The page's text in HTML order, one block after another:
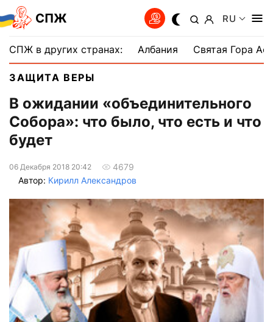
СПЖ RU
СПЖ в других странах: Албания Святая Гора
ЗАЩИТА ВЕРЫ
В ожидании «объединительного
Собора»: что было, что есть и что
будет
06 Декабря 2018 20:42
4679
Автор: Кирилл Александров